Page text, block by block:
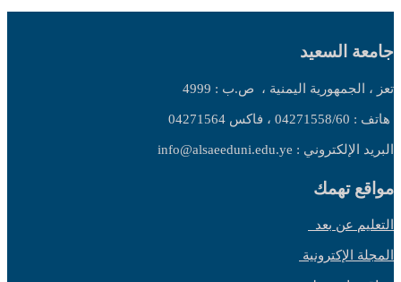
جامعة السعيد
تعز ، الجمهورية اليمنية ، ص.ب : 4999
هاتف : 04271558/60 ، فاكس 04271564
البريد الإلكتروني : info@alsaeeduni.edu.ye
مواقع تهمك
التعليم عن بعد
المجلة الإكترونية